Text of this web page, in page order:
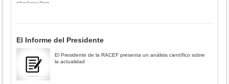
El Informe del Presidente
El Presidente de la RACEF presenta un análisis científico sobre
la actualidad